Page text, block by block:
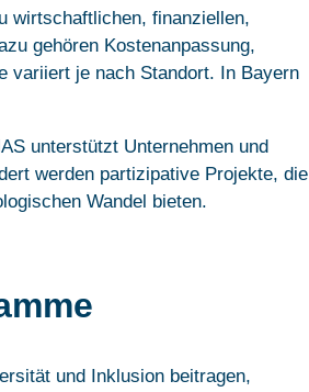
wirtschaftlichen, finanziellen,
gehören Kostenanpassung,
variiert je nach Standort. In Bayern
unterstützt Unternehmen und
werden partizipative Projekte, die
Wandel bieten.
und Inklusion beitragen,